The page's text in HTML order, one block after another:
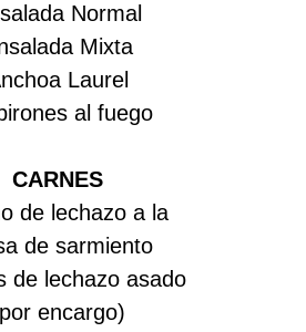
Normal
Mixta
Laurel
al fuego
CARNES
de lechazo a la
de sarmiento
de lechazo asado
encargo)